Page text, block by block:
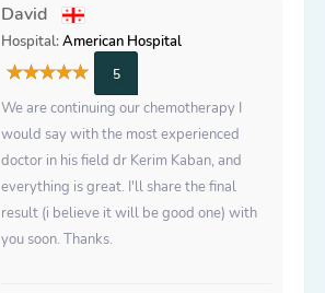
David
Hospital:American Hospital
5
We are continuing our chemotherapy I
would say with the most experienced
doctor in his field dr Kerim Kaban, and
everything is great. I'll share the final
result (i believe it will be good one) with
you soon. Thanks.